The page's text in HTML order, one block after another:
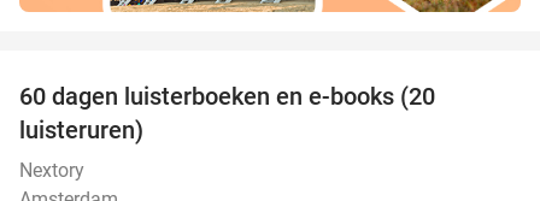
60 dagen luisterboeken en e-books (20
luisteruren)
Nextory